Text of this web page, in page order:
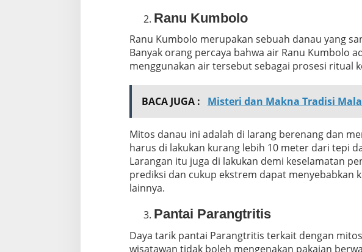
Ranu Kumbolo
Ranu Kumbolo merupakan sebuah danau yang
Banyak orang percaya bahwa air Ranu Kumbolo
menggunakan air tersebut sebagai prosesi ritual
BACA JUGA : Misteri dan Makna Tradisi
Mitos danau ini adalah di larang berenang dan
harus di lakukan kurang lebih 10 meter dari tepi
Larangan itu juga di lakukan demi keselamatan
prediksi dan cukup ekstrem dapat menyebabkan
lainnya.
Pantai Parangtritis
Daya tarik pantai Parangtritis terkait dengan
wisatawan tidak boleh mengenakan pakaian